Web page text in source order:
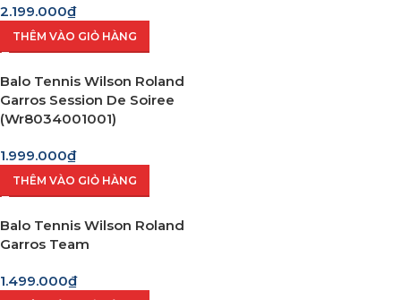
2.199.000₫
THÊM VÀO GIỎ HÀNG
Balo Tennis Wilson Roland
Garros Session De Soiree
(Wr8034001001)
1.999.000₫
THÊM VÀO GIỎ HÀNG
Balo Tennis Wilson Roland
Garros Team
1.499.000₫